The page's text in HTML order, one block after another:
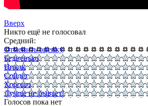
Вверх
Никто ещё не голосовал
Средний:
Отменить оценку
Бедненько
Никак
Сойдёт
Хорошо
Лучше не бывает!
Голосов пока нет